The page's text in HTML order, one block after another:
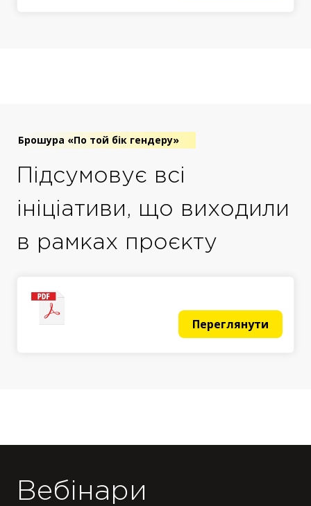
Брошура «По той бік гендеру»
Підсумовує всі
ініціативи, що виходили
в рамках проєкту
Переглянути
Вебінари